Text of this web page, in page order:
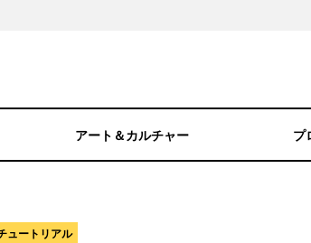
アート＆カルチャー プ
ュートリアル